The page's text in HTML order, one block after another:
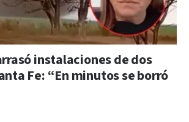
instalaciones de dos
Fe: “En minutos se borró